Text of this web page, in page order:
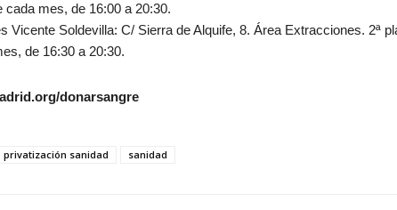
cada mes, de 16:00 a 20:30.
Vicente Soldevilla: C/ Sierra de Alquife, 8. Área Extracciones. 2ª
de 16:30 a 20:30.
donarsangre
privatización sanidad sanidad